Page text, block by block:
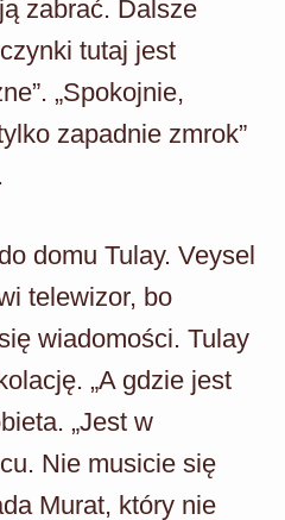
zabrać. Dalsze
tutaj jest
„Spokojnie,
zapadnie zmrok”
domu Tulay. Veysel
telewizor, bo
wiadomości. Tulay
„A gdzie jest
„Jest w
Nie musicie się
Murat, który nie